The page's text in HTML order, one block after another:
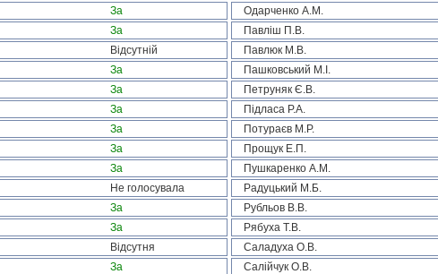
За Одарченко А.М.
За Павліш П.В.
Відсутній Павлюк М.В.
За Пашковський М.І.
За Петруняк Є.В.
За Підласа Р.А.
За Потураєв М.Р.
За Прощук Е.П.
За Пушкаренко А.М.
Не голосувала Радуцький М.Б.
За Рубльов В.В.
За Рябуха Т.В.
Відсутня Саладуха О.В.
За Салійчук О.В.